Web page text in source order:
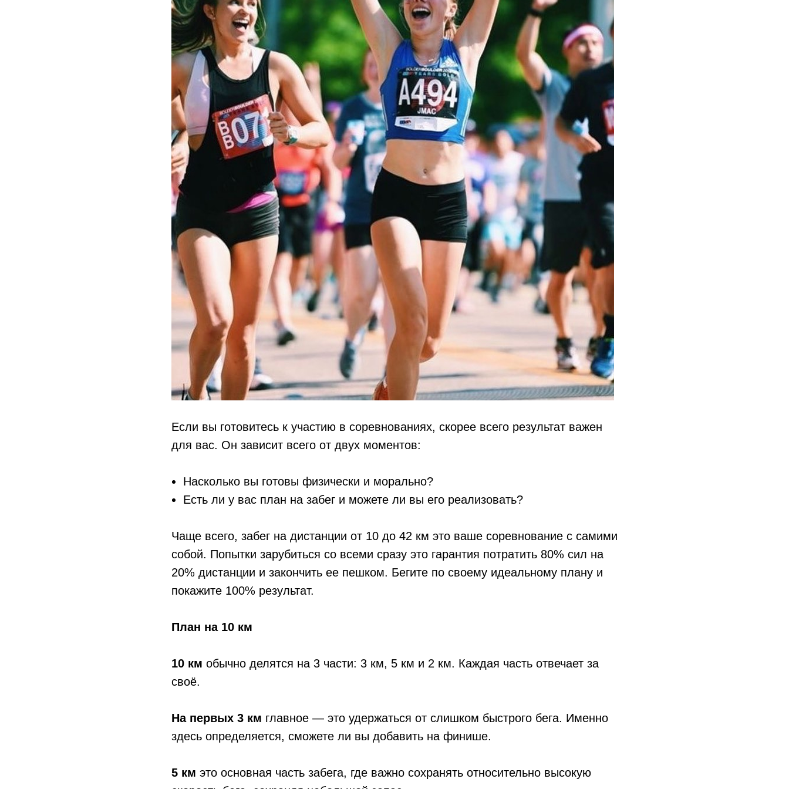
Если вы готовитесь к участию в соревнованиях, скорее всего результат важен
для вас. Он зависит всего от двух моментов:
Насколько вы готовы физически и морально?
Есть ли у вас план на забег и можете ли вы его реализовать?
Чаще всего, забег на дистанции от 10 до 42 км это ваше соревнование с самими
собой. Попытки зарубиться со всеми сразу это гарантия потратить 80% сил на
20% дистанции и закончить ее пешком. Бегите по своему идеальному плану и
покажите 100% результат.
План на 10 км
10 км обычно делятся на 3 части: 3 км, 5 км и 2 км. Каждая часть отвечает за
своё.
На первых 3 км главное — это удержаться от слишком быстрого бега. Именно
здесь определяется, сможете ли вы добавить на финише.
5 км это основная часть забега, где важно сохранять относительно высокую